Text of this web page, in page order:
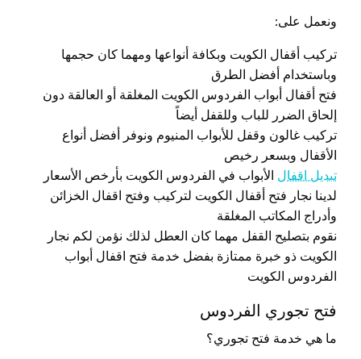
ونعمل على:
تركيب أقفال الكويت وبكافة أنواعها ومهما كان حجمها
وباستخدام أفضل الطرق
فتح أقفال أبواب الفردوس الكويت المغلقة أو العالقة دون
إلحاق الضرر للباب وللقفل أيضاً
تركيب غالون وقفل للأبواب المنيوم ونوفر أفضل أنواع
الأقفال وبسعر رخيص
تبديل اقفال الأبواب في الفردوس الكويت بأرخص الأسعار
لدينا نجار فتح أقفال الكويت لتركيب وفتح اقفال الخزائن
وأدراج المكاتب المغلقة
نقوم بتصليح القفل مهما كان العطل لذلك نؤمن لكم نجار
الكويت ذو خبرة ممتازة بفضل خدمة فتح اقفال أبواب
الفردوس الكويت
فتح تجوري الفردوس
ما هي خدمة فتح تجوري؟